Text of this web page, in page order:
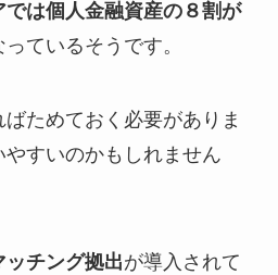
では個人金融資産の８割が
っているそうです。
ためておく必要がありま
すいのかもしれません
ッチング拠出が導入されて